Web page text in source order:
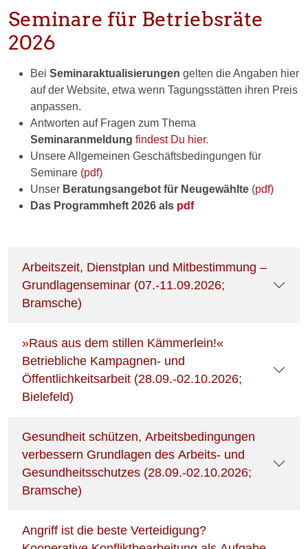
Seminare für Betriebsräte
2026
Bei Seminaraktualisierungen gelten die Angaben hier
auf der Website, etwa wenn Tagungsstätten ihren Preis
anpassen.
Antworten auf Fragen zum Thema
Seminaranmeldung findest Du hier.
Unsere Allgemeinen Geschäftsbedingungen für
Seminare (pdf)
Unser Beratungsangebot für Neugewählte (pdf)
Das Programmheft 2026 als pdf
Arbeitszeit, Dienstplan und Mitbestimmung –
Grundlagenseminar (07.-11.09.2026;
Bramsche)
»Raus aus dem stillen Kämmerlein!«
Betriebliche Kampagnen- und
Öffentlichkeitsarbeit (28.09.-02.10.2026;
Bielefeld)
Gesundheit schützen, Arbeitsbedingungen
verbessern Grundlagen des Arbeits- und
Gesundheitsschutzes (28.09.-02.10.2026;
Bramsche)
Angriff ist die beste Verteidigung?